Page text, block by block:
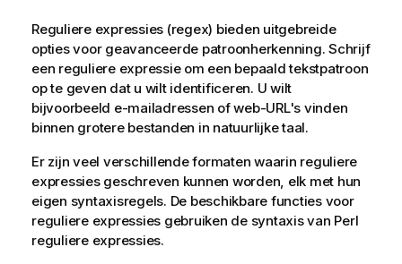
Reguliere expressies (regex) bieden uitgebreide
opties voor geavanceerde patroonherkenning. Schrijf
een reguliere expressie om een bepaald tekstpatroon
op te geven dat u wilt identificeren. U wilt
bijvoorbeeld e-mailadressen of web-URL's vinden
binnen grotere bestanden in natuurlijke taal.
Er zijn veel verschillende formaten waarin reguliere
expressies geschreven kunnen worden, elk met hun
eigen syntaxisregels. De beschikbare functies voor
reguliere expressies gebruiken de syntaxis van Perl
reguliere expressies.